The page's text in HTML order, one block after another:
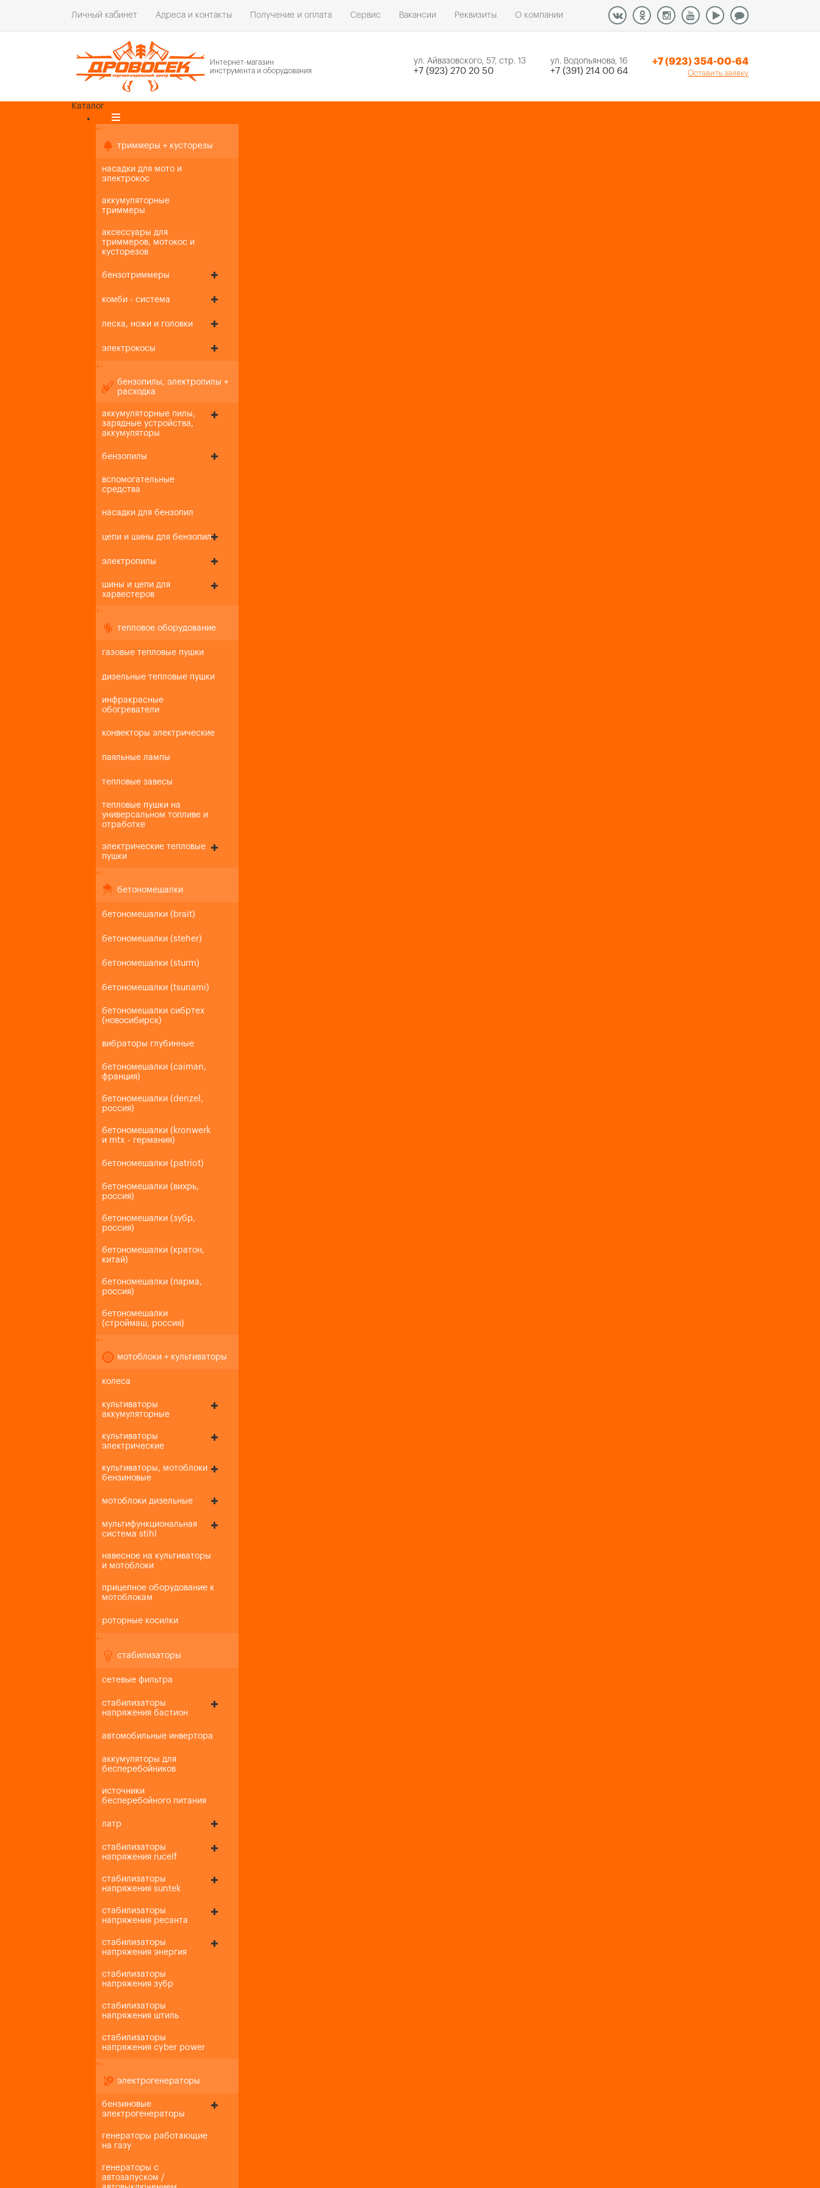
Личный кабинет Адреса и контакты Получение и оплата Сервис Вакансии Реквизиты О компании
Интернет-магазин
инструмента и оборудования
ул. Айвазовского, 57, стр. 13
+7 (923) 270 20 50
ул. Водопьянова, 16
+7 (391) 214 00 64
+7 (923) 354-00-64
Оставить заявку
Каталог
+-
триммеры + кусторезы
насадки для мото и
электрокос
аккумуляторные
триммеры
аксессуары для
триммеров, мотокос и
кусторезов
бензотриммеры
комби - система
леска, ножи и головки
электрокосы
+-
бензопилы, электропилы +
расходка
аккумуляторные пилы,
зарядные устройства,
аккумуляторы
бензопилы
вспомогательные
средства
насадки для бензопил
цепи и шины для бензопил
электропилы
шины и цепи для
харвестеров
+-
тепловое оборудование
газовые тепловые пушки
дизельные тепловые пушки
инфракрасные
обогреватели
конвекторы электрические
паяльные лампы
тепловые завесы
тепловые пушки на
универсальном топливе и
отработке
электрические тепловые
пушки
+-
бетономешалки
бетономешалки (brait)
бетономешалки (steher)
бетономешалки (sturm)
бетономешалки (tsunami)
бетономешалки сибртех
(новосибирск)
вибраторы глубинные
бетономешалки (caiman,
франция)
бетономешалки (denzel,
россия)
бетономешалки (kronwerk
и mtx - германия)
бетономешалки (patriot)
бетономешалки (вихрь,
россия)
бетономешалки (зубр,
россия)
бетономешалки (кратон,
китай)
бетономешалки (парма,
россия)
бетономешалки
(строймаш, россия)
+-
мотоблоки + культиваторы
колеса
культиваторы
аккумуляторные
культиваторы
электрические
культиваторы, мотоблоки
бензиновые
мотоблоки дизельные
мультифункциональная
система stihl
навесное на культиваторы
и мотоблоки
прицепное оборудование к
мотоблокам
роторные косилки
+-
стабилизаторы
сетевые фильтра
стабилизаторы
напряжения бастион
автомобильные инвертора
аккумуляторы для
бесперебойников
источники
бесперебойного питания
латр
стабилизаторы
напряжения rucelf
стабилизаторы
напряжения suntek
стабилизаторы
напряжения ресанта
стабилизаторы
напряжения энергия
стабилизаторы
напряжения зубр
стабилизаторы
напряжения штиль
стабилизаторы
напряжения cyber power
+-
электрогенераторы
бензиновые
электрогенераторы
генераторы работающие
на газу
генераторы с
автозапуском /